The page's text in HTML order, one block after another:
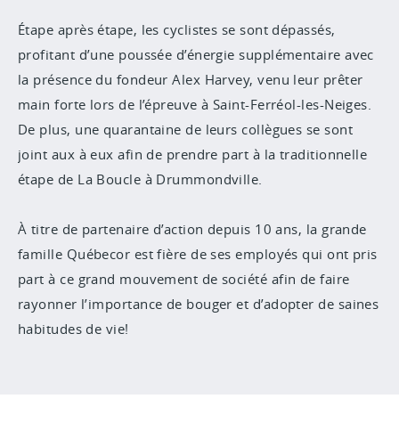
Étape après étape, les cyclistes se sont dépassés,
profitant d’une poussée d’énergie supplémentaire avec
la présence du fondeur Alex Harvey, venu leur prêter
main forte lors de l’épreuve à Saint-Ferréol-les-Neiges.
De plus, une quarantaine de leurs collègues se sont
joint aux à eux afin de prendre part à la traditionnelle
étape de La Boucle à Drummondville.
À titre de partenaire d’action depuis 10 ans, la grande
famille Québecor est fière de ses employés qui ont pris
part à ce grand mouvement de société afin de faire
rayonner l’importance de bouger et d’adopter de saines
habitudes de vie!